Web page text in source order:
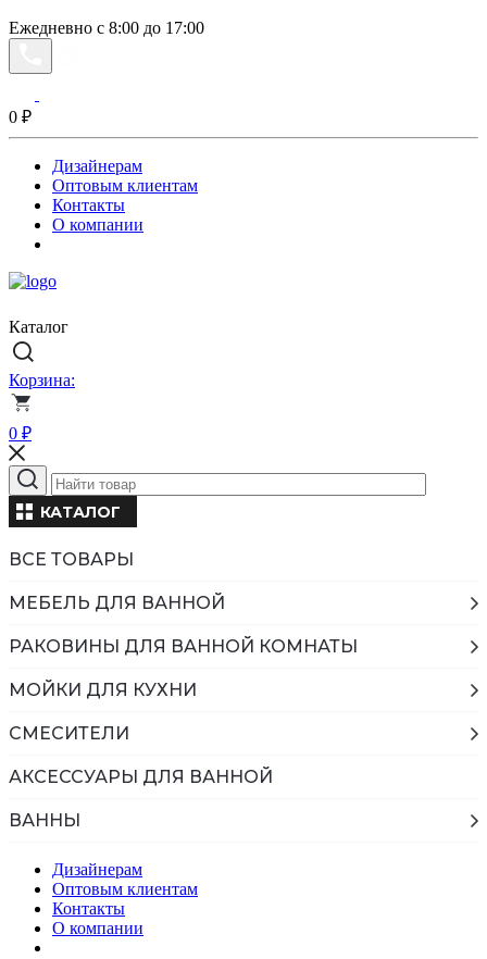
Ежедневно с 8:00 до 17:00
0 ₽
Дизайнерам
Оптовым клиентам
Контакты
О компании
Каталог
Корзина:
0 ₽
КАТАЛОГ
ВСЕ ТОВАРЫ
МЕБЕЛЬ ДЛЯ ВАННОЙ
РАКОВИНЫ ДЛЯ ВАННОЙ КОМНАТЫ
МОЙКИ ДЛЯ КУХНИ
СМЕСИТЕЛИ
АКСЕССУАРЫ ДЛЯ ВАННОЙ
ВАННЫ
Дизайнерам
Оптовым клиентам
Контакты
О компании